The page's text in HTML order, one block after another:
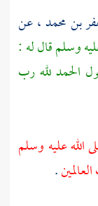
بن محمد، عن
وسلم قال له :
الحمد لله رب
الله عليه وسلم
.